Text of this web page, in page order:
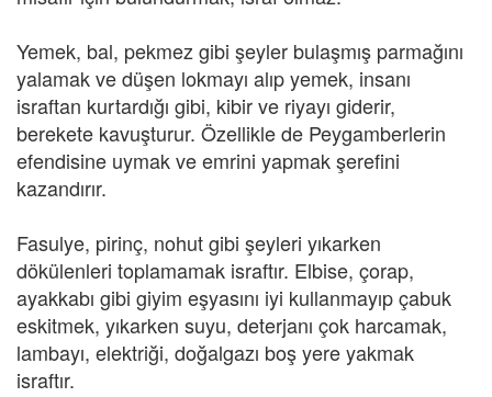
Yemek, bal, pekmez gibi şeyler bulaşmış parmağını
yalamak ve düşen lokmayı alıp yemek, insanı
israftan kurtardığı gibi, kibir ve riyayı giderir,
berekete kavuşturur. Özellikle de Peygamberlerin
efendisine uymak ve emrini yapmak şerefini
kazandırır.
Fasulye, pirinç, nohut gibi şeyleri yıkarken
dökülenleri toplamamak israftır. Elbise, çorap,
ayakkabı gibi giyim eşyasını iyi kullanmayıp çabuk
eskitmek, yıkarken suyu, deterjanı çok harcamak,
lambayı, elektriği, doğalgazı boş yere yakmak
israftır.